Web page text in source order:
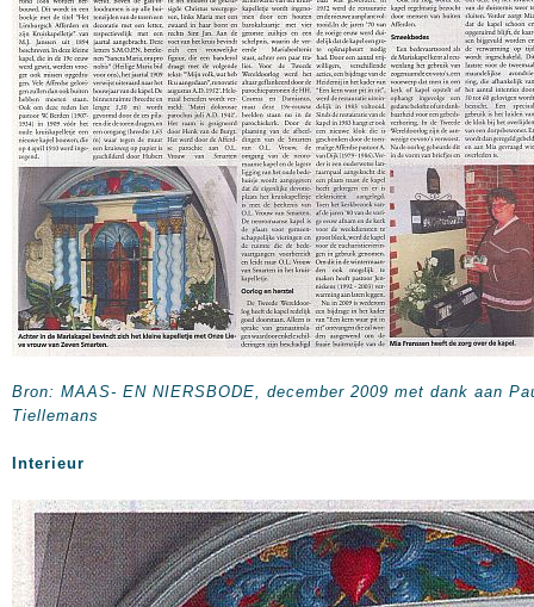
Bron: MAAS- EN NIERSBODE, december 2009 met dank aan
Tiellemans
Interieur